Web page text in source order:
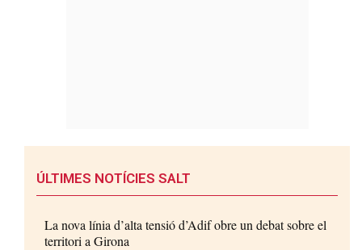
ÚLTIMES NOTÍCIES SALT
La nova línia d’alta tensió d’Adif obre un debat sobre el
territori a Girona